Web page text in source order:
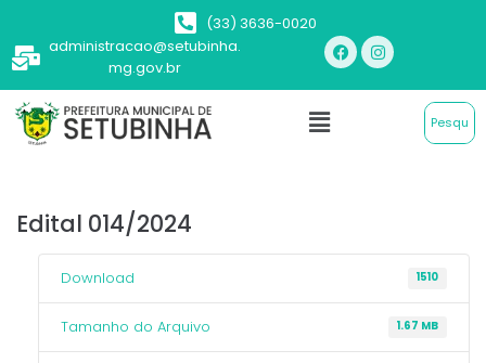
(33) 3636-0020
administracao@setubinha.
mg.gov.br
Edital 014/2024
Download 1510
Tamanho do Arquivo 1.67 MB